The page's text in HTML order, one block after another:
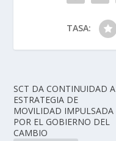
TASA:
SCT DA CONTINUIDAD A
ESTRATEGIA DE
MOVILIDAD IMPULSADA
POR EL GOBIERNO DEL
CAMBIO